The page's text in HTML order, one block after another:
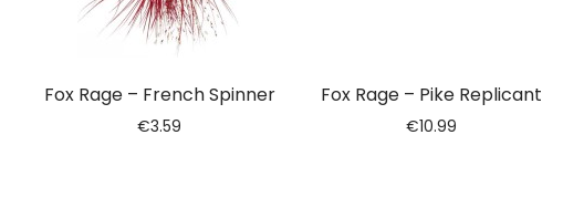
Fox Rage – French Spinner
€3.59
Fox Rage – Pike Replicant
€10.99